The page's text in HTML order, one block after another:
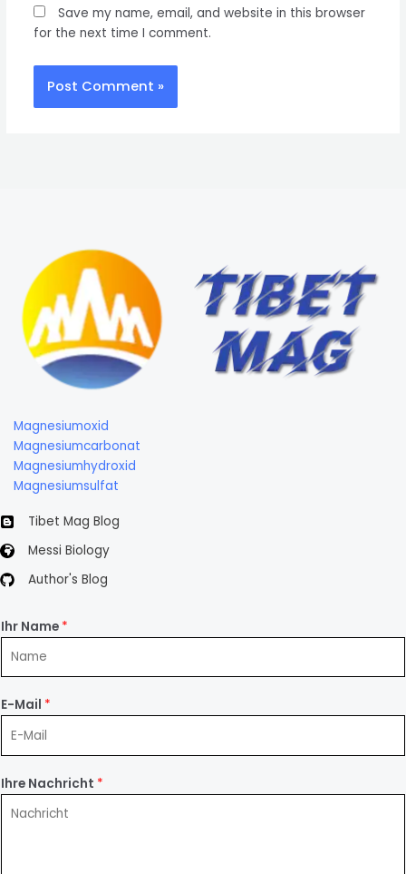
Save my name, email, and website in this browser
for the next time I comment.
Magnesiumoxid
Magnesiumcarbonat
Magnesiumhydroxid
Magnesiumsulfat
Tibet Mag Blog
Messi Biology
Author's Blog
Ihr Name *
E-Mail *
Ihre Nachricht *